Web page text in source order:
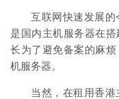
互联网快速发展的
是国内主机服务器在
长为了避免备案的麻
机服务器。
当然，在租用香